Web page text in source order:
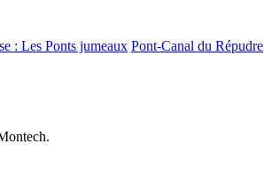
: Les Ponts jumeaux Pont-Canal du Répudre